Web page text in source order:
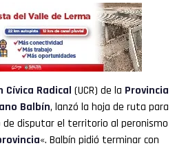
Cívica Radical (UCR) de la Provincia
Balbín, lanzó la hoja de ruta para
disputar el territorio al peronismo
«. Balbín pidió terminar con